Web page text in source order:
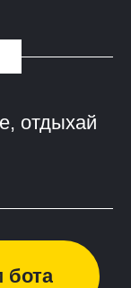
отдыхай
бота